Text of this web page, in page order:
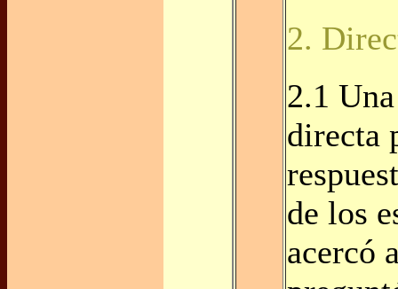
2.
2.1
directa
de los
acercó